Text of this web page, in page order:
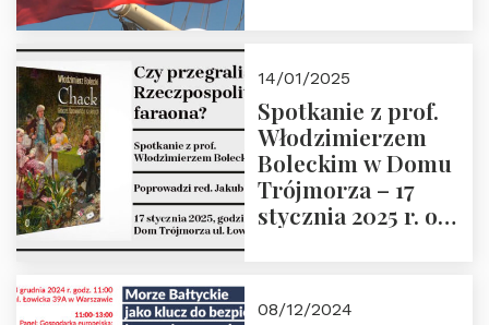
14/01/2025
Spotkanie z prof.
Włodzimierzem
Boleckim w Domu
Trójmorza – 17
stycznia 2025 r. o
08/12/2024